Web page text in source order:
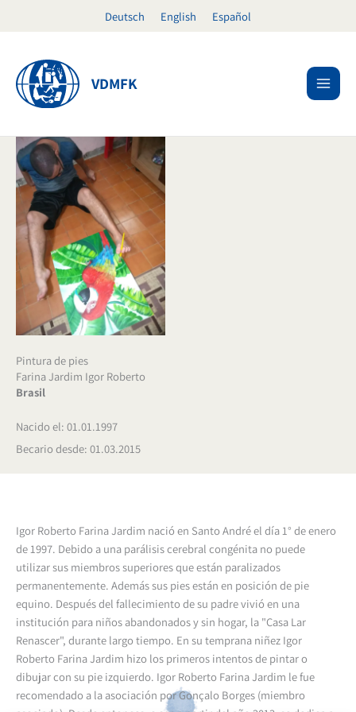
Deutsch English Español
VDMFK
Pintura de pies
Farina Jardim Igor Roberto
Brasil
Nacido el: 01.01.1997
Becario desde: 01.03.2015
Igor Roberto Farina Jardim nació en Santo André el día 1° de enero
de 1997. Debido a una parálisis cerebral congénita no puede
utilizar sus miembros superiores que están paralizados
permanentemente. Además sus pies están en posición de pie
equino. Después del fallecimiento de su padre vivió en una
institución para niños abandonados y sin hogar, la "Casa Lar
Renascer", durante largo tiempo. En su temprana niñez Igor
Roberto Farina Jardim hizo los primeros intentos de pintar o
dibujar con su pie izquierdo. Igor Roberto Farina Jardim le fue
recomendado a la asociación por Gonçalo Borges (miembro